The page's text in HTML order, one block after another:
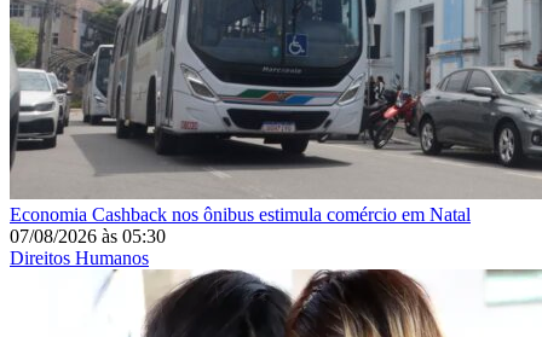
Economia Cashback nos ônibus estimula comércio em Natal
07/08/2026 às 05:30
Direitos Humanos